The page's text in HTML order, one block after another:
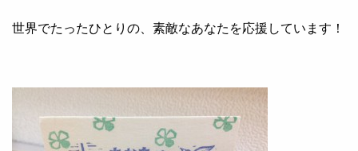
世界でたったひとりの、素敵なあなたを応援しています！